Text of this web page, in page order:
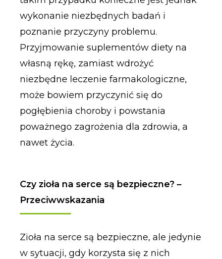
wykonanie niezbędnych badań i
poznanie przyczyny problemu.
Przyjmowanie suplementów diety na
własną rękę, zamiast wdrożyć
niezbędne leczenie farmakologiczne,
może bowiem przyczynić się do
pogłębienia choroby i powstania
poważnego zagrożenia dla zdrowia, a
nawet życia.
Czy zioła na serce są bezpieczne? –
Przeciwwskazania
Zioła na serce są bezpieczne, ale jedynie
w sytuacji, gdy korzysta się z nich